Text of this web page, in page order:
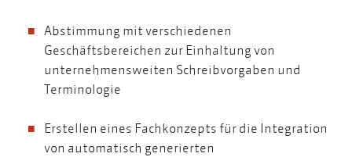
Abstimmung mit verschiedenen
Geschäftsbereichen zur Einhaltung von
unternehmensweiten Schreibvorgaben und
Terminologie
Erstellen eines Fachkonzepts für die Integration
von automatisch generierten